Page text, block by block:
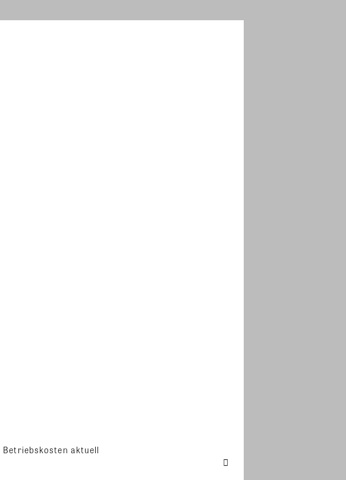
Betriebskosten aktuell